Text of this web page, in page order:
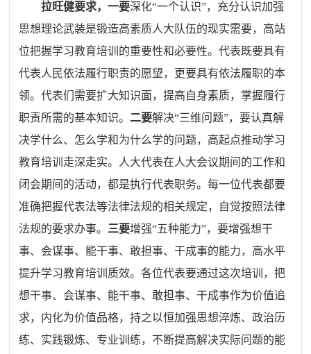
拉旺健要求，一要深化“一个认识”，充分认识加强
思想理论武装是锻造高素质人大队伍的现实需要，高站
位把握学习教育培训的重要性和必要性。代表既要具有
代表人民依法履行职责的愿望，更要具有依法履职的本
领。代表们需要扩大知识面，提高自身素质，掌握履行
职责所需的基本知识。 二要解决“三维问题”，要认真解
决学什么、怎么学和为什么学的问题，高起点推动学习
教育培训走深走实。人大代表在人大会议期间的工作和
闭会期间的活动，都是执行代表职务。每一位代表都要
准确把握代表法等法律法规的相关规定，自觉按照法律
法规的要求办事。 三要增强“五种能力”，要增强想干
事、会谋事、能干事、敢担事、干成事的能力，高水平
提升学习教育培训质效。各位代表要通过这次培训，把
想干事、会谋事、能干事、敢担事、干成事作为价值追
求，内化为价值品格，持之以恒加强思想淬炼、政治历
练、实践锻炼、专业训练，不断提高解决实际问题的能